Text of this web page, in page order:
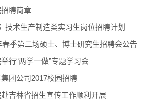
聘简章
技术生产制造类实习生岗位招聘计划
春季第二场硕士、博士研究生招聘会公告
行“两学一做”专题学习会
团公司2017校园招聘
吉林省招生宣传工作顺利开展